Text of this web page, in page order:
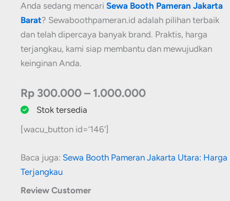
Anda sedang mencari Sewa Booth Pameran Jakarta
Barat? Sewaboothpameran.id adalah pilihan terbaik
dan telah dipercaya banyak brand. Praktis, harga
terjangkau, kami siap membantu dan mewujudkan
keinginan Anda.
Rp 300.000 – 1.000.000
Stok tersedia
[wacu_button id=’146′]
Baca juga: Sewa Booth Pameran Jakarta Utara: Harga
Terjangkau
Review Customer